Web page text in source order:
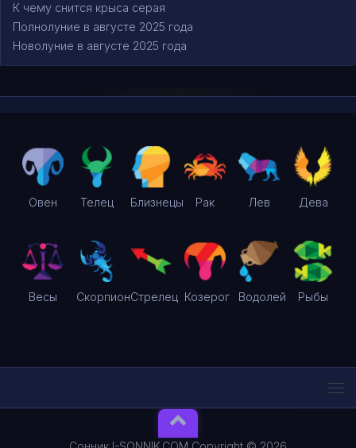
К чему снится крыса серая
Полнолуние в августе 2025 года
Новолуние в августе 2025 года
Овен Телец Близнецы Рак Лев Дева
Весы СкорпионСтрелец Козерог Водолей Рыбы